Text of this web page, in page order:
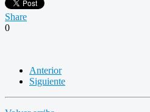
Share
0
Anterior
Siguiente